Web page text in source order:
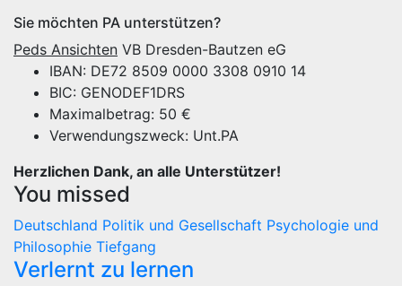
Sie möchten PA unterstützen?
Peds Ansichten VB Dresden-Bautzen eG
IBAN: DE72 8509 0000 3308 0910 14
BIC: GENODEF1DRS
Maximalbetrag: 50 €
Verwendungszweck: Unt.PA
Herzlichen Dank, an alle Unterstützer!
You missed
Deutschland Politik und Gesellschaft Psychologie und
Philosophie Tiefgang
Verlernt zu lernen